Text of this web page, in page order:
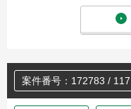
案件番号：172783 / 117